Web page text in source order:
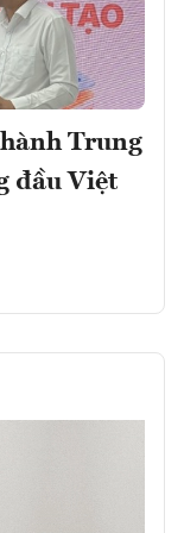
Trung
đầu Việt